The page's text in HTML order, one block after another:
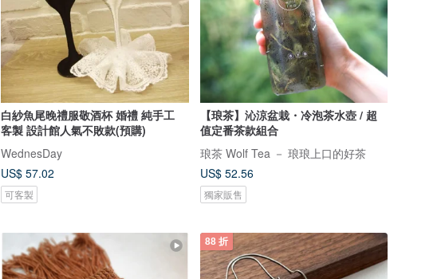
白紗魚尾晚禮服敬酒杯 婚禮 純手工
客製 設計館人氣不敗款(預購)
WednesDay
US$ 57.02
可客製
【琅茶】沁涼盆栽・冷泡茶水壺 / 超
值定番茶款組合
琅茶 Wolf Tea － 琅琅上口的好茶
US$ 52.56
獨家販售
88 折